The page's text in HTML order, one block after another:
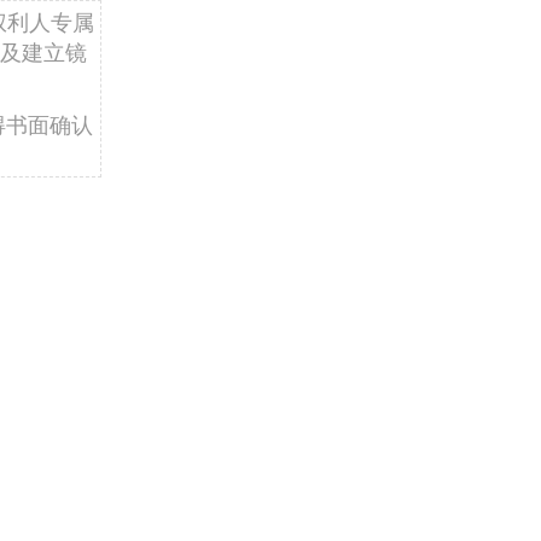
人专属
建立镜
书面确认